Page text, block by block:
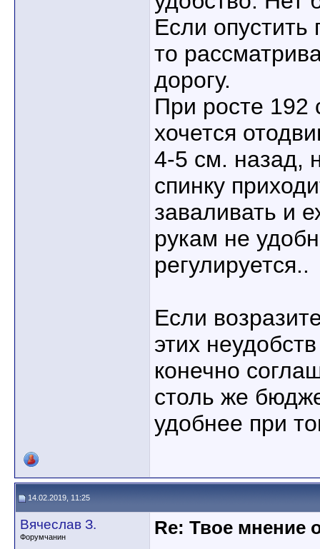
Если опустить
то
дорогу.
При росте 192
хочется
4-5 см. назад,
спинку
заваливать и
рукам не
регулируется..
Если
этих
конечно
столь же
удобнее при
14.02.2019, 11:25
Вячеслав З.
Форумчанин
Re: Твое мнение